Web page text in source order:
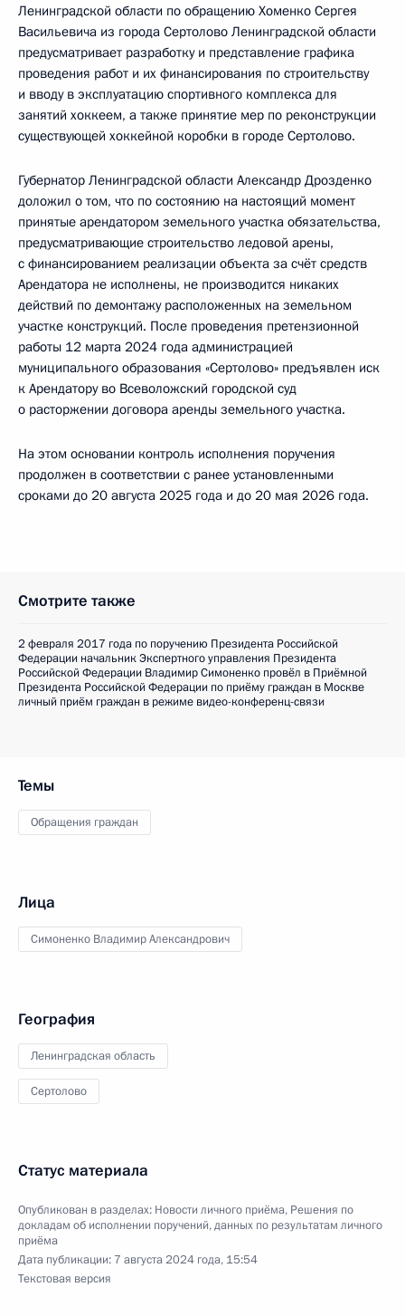
Ленинградской области по обращению Хоменко Сергея
Васильевича из города Сертолово Ленинградской области
предусматривает разработку и представление графика
проведения работ и их финансирования по строительству
и вводу в эксплуатацию спортивного комплекса для
занятий хоккеем, а также принятие мер по реконструкции
существующей хоккейной коробки в городе Сертолово.
Губернатор Ленинградской области Александр Дрозденко
доложил о том, что по состоянию на настоящий момент
принятые арендатором земельного участка обязательства,
предусматривающие строительство ледовой арены,
с финансированием реализации объекта за счёт средств
Арендатора не исполнены, не производится никаких
действий по демонтажу расположенных на земельном
участке конструкций. После проведения претензионной
работы 12 марта 2024 года администрацией
муниципального образования «Сертолово» предъявлен иск
к Арендатору во Всеволожский городской суд
о расторжении договора аренды земельного участка.
На этом основании контроль исполнения поручения
продолжен в соответствии с ранее установленными
сроками до 20 августа 2025 года и до 20 мая 2026 года.
Смотрите также
2 февраля 2017 года по поручению Президента Российской
Федерации начальник Экспертного управления Президента
Российской Федерации Владимир Симоненко провёл в Приёмной
Президента Российской Федерации по приёму граждан в Москве
личный приём граждан в режиме видео-конференц-связи
Темы
Обращения граждан
Лица
Симоненко Владимир Александрович
География
Ленинградская область
Сертолово
Статус материала
Опубликован в разделах: Новости личного приёма, Решения по
докладам об исполнении поручений, данных по результатам личного
приёма
Дата публикации: 7 августа 2024 года, 15:54
Текстовая версия